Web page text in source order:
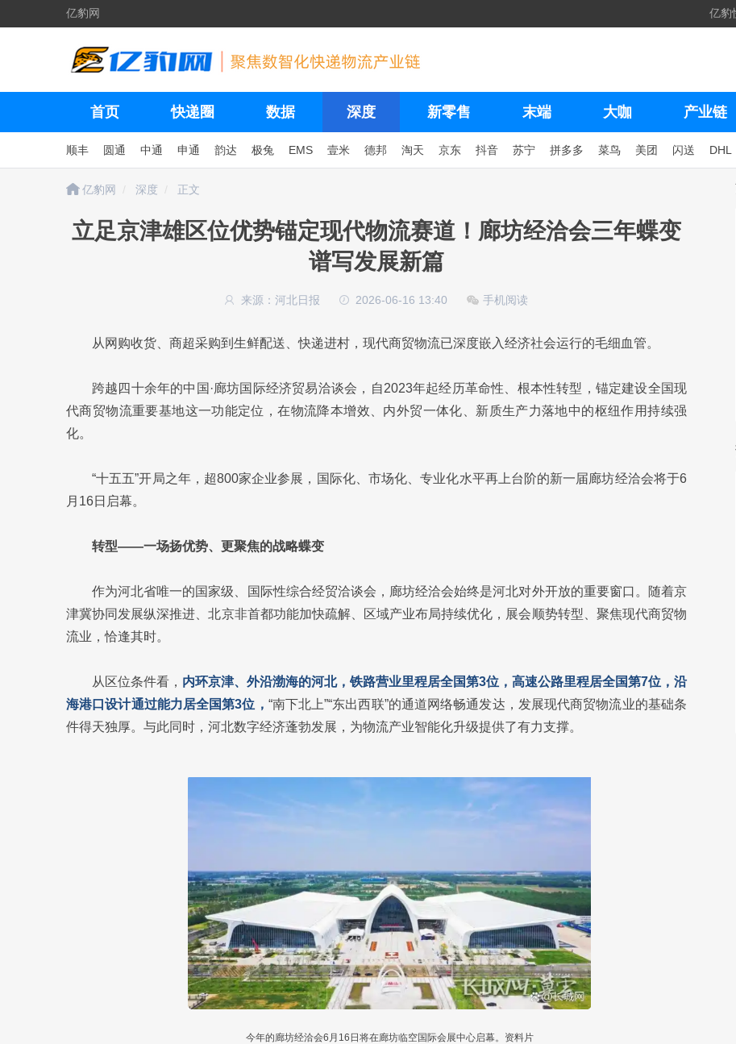
亿豹网 亿豹
首页 快递圈 数据 深度 新零售 末端 大咖 产业链
顺丰 圆通 中通 申通 韵达 极兔 EMS 壹米 德邦 淘天 京东 抖音 苏宁 拼多多 菜鸟 美团 闪送 DHL
亿豹网 深度 正文
立足京津雄区位优势锚定现代物流赛道！廊坊经洽会三年蝶变
谱写发展新篇
来源：河北日报 2026-06-16 13:40 手机阅读
从网购收货、商超采购到生鲜配送、快递进村，现代商贸物流已深度嵌入经济社会运行的毛细血管。
跨越四十余年的中国·廊坊国际经济贸易洽谈会，自2023年起经历革命性、根本性转型，锚定建设全国现
代商贸物流重要基地这一功能定位，在物流降本增效、内外贸一体化、新质生产力落地中的枢纽作用持续强
化。
“十五五”开局之年，超800家企业参展，国际化、市场化、专业化水平再上台阶的新一届廊坊经洽会将于6
月16日启幕。
转型——一场扬优势、更聚焦的战略蝶变
作为河北省唯一的国家级、国际性综合经贸洽谈会，廊坊经洽会始终是河北对外开放的重要窗口。随着京
津冀协同发展纵深推进、北京非首都功能加快疏解、区域产业布局持续优化，展会顺势转型、聚焦现代商贸物
流业，恰逢其时。
从区位条件看， 内环京津、外沿渤海的河北，铁路营业里程居全国第3位，高速公路里程居全国第7位，沿
海港口设计通过能力居全国第3位， “南下北上”“东出西联”的通道网络畅通发达，发展现代商贸物流业的基础条
件得天独厚。与此同时，河北数字经济蓬勃发展，为物流产业智能化升级提供了有力支撑。
今年的廊坊经洽会6月16日将在廊坊临空国际会展中心启幕。资料片